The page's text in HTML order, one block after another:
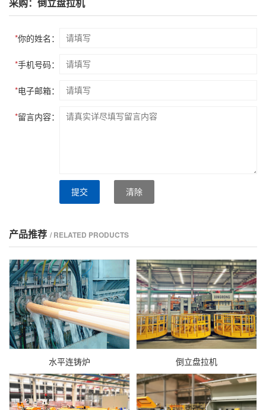
采购：倒立盘拉机
*你的姓名：
*手机号码：
*电子邮箱：
*留言内容：
提交 清除
产品推荐 / RELATED PRODUCTS
水平连铸炉 倒立盘拉机